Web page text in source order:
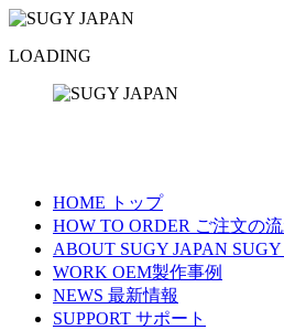
LOADING
HOME
トップ
HOW TO ORDER ご注文の
ABOUT SUGY JAPAN
WORK OEM製作事例
NEWS 最新情報
SUPPORT サポート